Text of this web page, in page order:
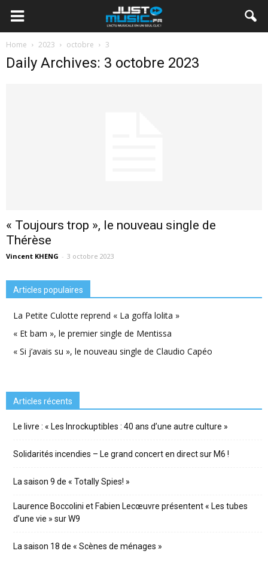
Home 2023 octobre 3
Daily Archives: 3 octobre 2023
« Toujours trop », le nouveau single de
Thérèse
Vincent KHENG - 3 octobre 2023
Articles populaires
La Petite Culotte reprend « La goffa lolita »
« Et bam », le premier single de Mentissa
« Si j’avais su », le nouveau single de Claudio Capéo
Articles récents
Le livre : « Les Inrockuptibles : 40 ans d’une autre culture »
Solidarités incendies – Le grand concert en direct sur M6 !
La saison 9 de « Totally Spies! »
Laurence Boccolini et Fabien Lecœuvre présentent « Les tubes
d’une vie » sur W9
La saison 18 de « Scènes de ménages »